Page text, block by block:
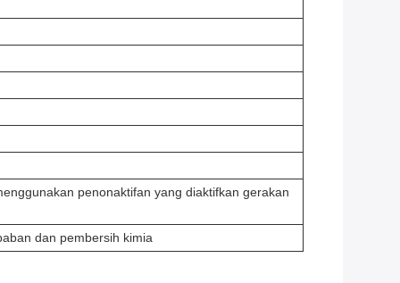
penonaktifan yang diaktifkan gerakan
dan pembersih kimia